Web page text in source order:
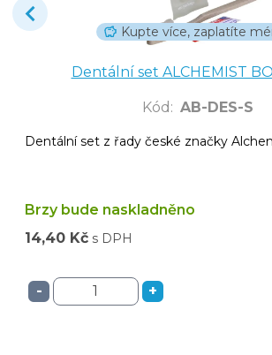
Kupte více, zaplatíte
Dentální set ALCHEMIST
Kód : AB-DES-S
Dentální set z řady české značky
Brzy bude naskladněno
14,40 Kč s DPH
- +